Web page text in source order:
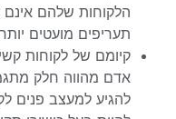
הלקוחות שלהם
תעריפים מועטים
קיומם של לקוחות
אדם מהווה חלק
להגיע למעצב פנים